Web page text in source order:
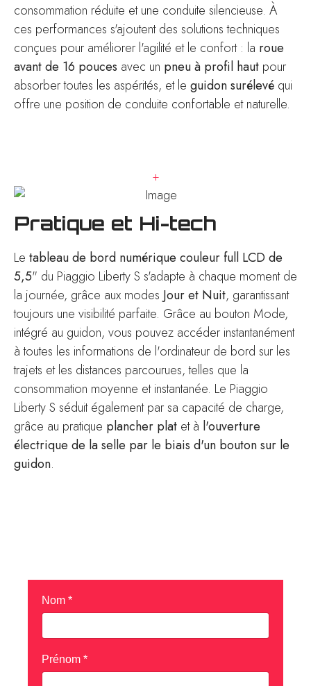
consommation réduite et une conduite silencieuse. À
ces performances s'ajoutent des solutions techniques
conçues pour améliorer l'agilité et le confort : la roue
avant de 16 pouces avec un pneu à profil haut pour
absorber toutes les aspérités, et le guidon surélevé qui
offre une position de conduite confortable et naturelle.
+
Pratique et Hi-tech
Le tableau de bord numérique couleur full LCD de
5,5" du Piaggio Liberty S s'adapte à chaque moment de
la journée, grâce aux modes Jour et Nuit, garantissant
toujours une visibilité parfaite. Grâce au bouton Mode,
intégré au guidon, vous pouvez accéder instantanément
à toutes les informations de l'ordinateur de bord sur les
trajets et les distances parcourues, telles que la
consommation moyenne et instantanée. Le Piaggio
Liberty S séduit également par sa capacité de charge,
grâce au pratique plancher plat et à l'ouverture
électrique de la selle par le biais d'un bouton sur le
guidon.
Nom *
Prénom *